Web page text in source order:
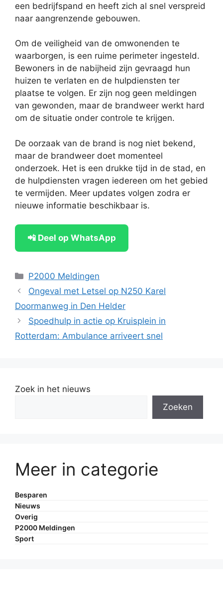
een bedrijfspand en heeft zich al snel verspreid
naar aangrenzende gebouwen.
Om de veiligheid van de omwonenden te
waarborgen, is een ruime perimeter ingesteld.
Bewoners in de nabijheid zijn gevraagd hun
huizen te verlaten en de hulpdiensten ter
plaatse te volgen. Er zijn nog geen meldingen
van gewonden, maar de brandweer werkt hard
om de situatie onder controle te krijgen.
De oorzaak van de brand is nog niet bekend,
maar de brandweer doet momenteel
onderzoek. Het is een drukke tijd in de stad, en
de hulpdiensten vragen iedereen om het gebied
te vermijden. Meer updates volgen zodra er
nieuwe informatie beschikbaar is.
📲 Deel op WhatsApp
Categorieën
P2000 Meldingen
Ongeval met Letsel op N250 Karel
Doormanweg in Den Helder
Spoedhulp in actie op Kruisplein in
Rotterdam: Ambulance arriveert snel
Zoek in het nieuws
Zoeken
Meer in categorie
Besparen
Nieuws
Overig
P2000 Meldingen
Sport